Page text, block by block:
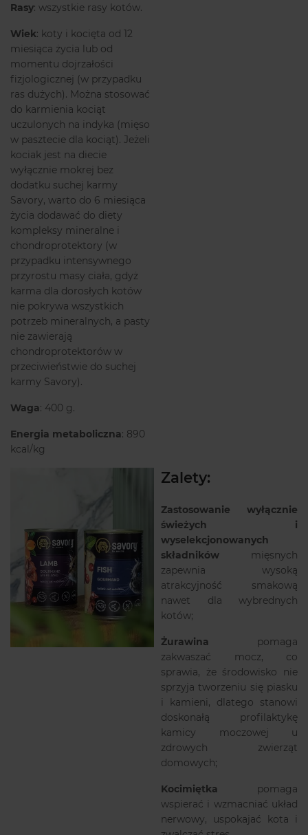
Rasy: wszystkie rasy kotów.
Wiek: koty i kocięta od 12
miesiąca życia lub od
momentu dojrzałości
fizjologicznej (w przypadku
ras dużych). Można stosować
do karmienia kociąt
uczulonych na indyka (mięso
w pasztecie dla kociąt). Jeżeli
kociak jest na diecie
wyłącznie mokrej bez
dodatku suchej karmy
Savory, warto do 6 miesiąca
życia dodawać do diety
kompleksy mineralne i
chondroprotektory (w
przypadku intensywnego
przyrostu masy ciała, gdyż
karma dla dorosłych kotów
nie pokrywa wszystkich
potrzeb mineralnych, a pasty
nie zawierają
chondroprotektorów w
przeciwieństwie do suchej
karmy Savory).
Waga: 400 g.
Energia metaboliczna: 890
kcal/kg
Zalety:
Zastosowanie wyłącznie
świeżych i
wyselekcjonowanych
składników mięsnych
zapewnia wysoką
atrakcyjność smakową
nawet dla wybrednych
kotów;
Żurawina pomaga
zakwaszać mocz, co
sprawia, że środowisko nie
sprzyja tworzeniu się piasku
i kamieni, dlatego stanowi
doskonałą profilaktykę
kamicy moczowej u
zdrowych zwierząt
domowych;
Kocimiętka pomaga
wspierać i wzmacniać układ
nerwowy, uspokajać kota i